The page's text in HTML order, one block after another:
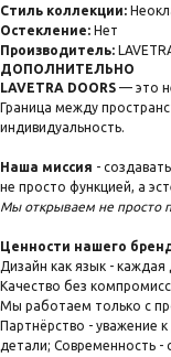
Cтиль коллекции:
Остекление: Нет
Производитель:
ДОПОЛНИТЕЛЬНО
LAVETRA DOORS — это
Граница между
индивидуальность.
Наша миссия -
не просто функцией, а
Мы открываем не просто
Ценности нашего
Дизайн как язык - каждая
Качество без
Мы работаем только с
Партнёрство - уважение
детали; Современность -